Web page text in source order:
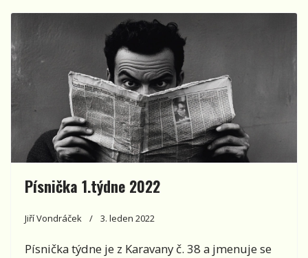
Písnička 1.týdne 2022
Jiří Vondráček 3. leden 2022
Písnička týdne je z Karavany č. 38 a jmenuje se